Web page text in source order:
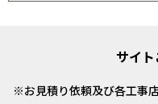
サイ
お見積り依頼及び各工事